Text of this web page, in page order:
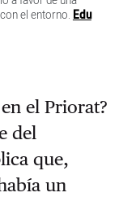
el entorno. Edu
el Priorat?
del
que,
un